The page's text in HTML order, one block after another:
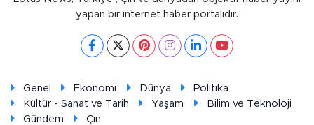
yapan bir internet haber portalıdır.
Genel Ekonomi Dünya
Politika
Kültür - Sanat ve Tarih
Yaşam
Bilim ve Teknoloji
Gündem
Çin